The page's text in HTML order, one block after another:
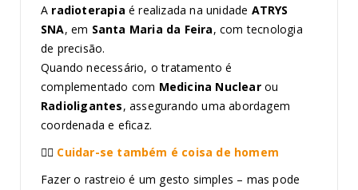
A radioterapia é realizada na unidade ATRYS
SNA, em Santa Maria da Feira, com tecnologia
de precisão.
Quando necessário, o tratamento é
complementado com Medicina Nuclearou
Radioligantes, assegurando uma abordagem
coordenada e eficaz.
👨‍⚕️ Cuidar-se também é coisa de homem
Fazer o rastreio é um gesto simples – mas pode